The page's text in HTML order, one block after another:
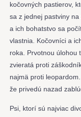
kočovných pastierov,
sa z jednej pastviny
a ich bohatstvo sa
vlastnia. Kočovníci a
roka. Prvotnou úlohou
zvieratá proti
najmä proti
že privedú nazad
Psi, ktorí sú najviac